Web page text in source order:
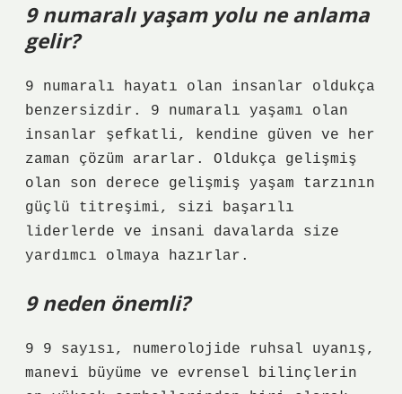
9 numaralı yaşam yolu ne anlama
gelir?
9 numaralı hayatı olan insanlar oldukça
benzersizdir. 9 numaralı yaşamı olan
insanlar şefkatli, kendine güven ve her
zaman çözüm ararlar. Oldukça gelişmiş
olan son derece gelişmiş yaşam tarzının
güçlü titreşimi, sizi başarılı
liderlerde ve insani davalarda size
yardımcı olmaya hazırlar.
9 neden önemli?
9 9 sayısı, numerolojide ruhsal uyanış,
manevi büyüme ve evrensel bilinçlerin